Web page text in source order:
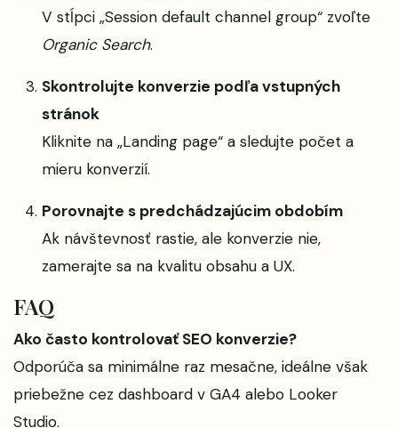
V stĺpci „Session default channel group“ zvoľte
Organic Search.
Skontrolujte konverzie podľa vstupných
stránok
Kliknite na „Landing page“ a sledujte počet a
mieru konverzií.
Porovnajte s predchádzajúcim obdobím
Ak návštevnosť rastie, ale konverzie nie,
zamerajte sa na kvalitu obsahu a UX.
FAQ
Ako často kontrolovať SEO konverzie?
Odporúča sa minimálne raz mesačne, ideálne však
priebežne cez dashboard v GA4 alebo Looker
Studio.